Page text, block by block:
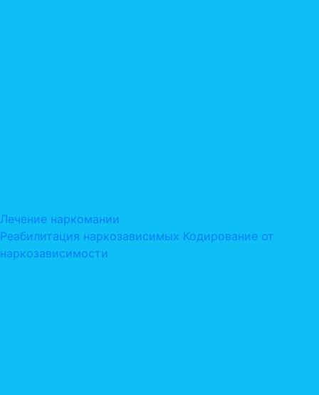
Лечение наркомании
Реабилитация наркозависимых Кодирование от
наркозависимости